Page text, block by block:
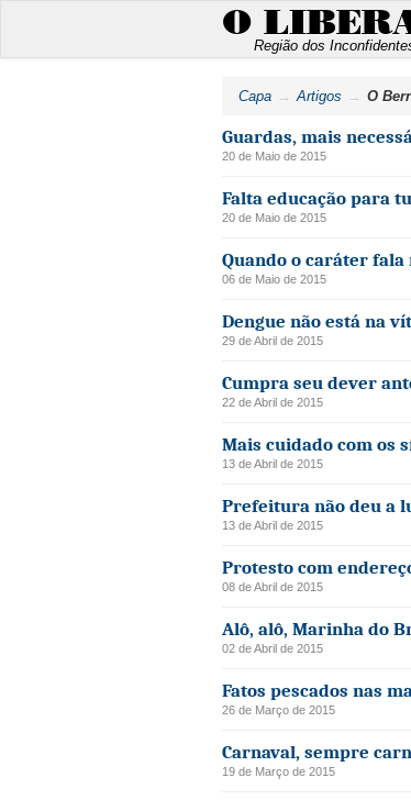
O
Região dos
Capa Artigos O
Guardas, mais
20 de Maio de 2015
Falta educação para
20 de Maio de 2015
Quando o caráter fala
06 de Maio de 2015
Dengue não está na
29 de Abril de 2015
Cumpra seu dever
22 de Abril de 2015
Mais cuidado com os
13 de Abril de 2015
Prefeitura não deu a
13 de Abril de 2015
Protesto com
08 de Abril de 2015
Alô, alô, Marinha do
02 de Abril de 2015
Fatos pescados nas
26 de Março de 2015
Carnaval, sempre
19 de Março de 2015